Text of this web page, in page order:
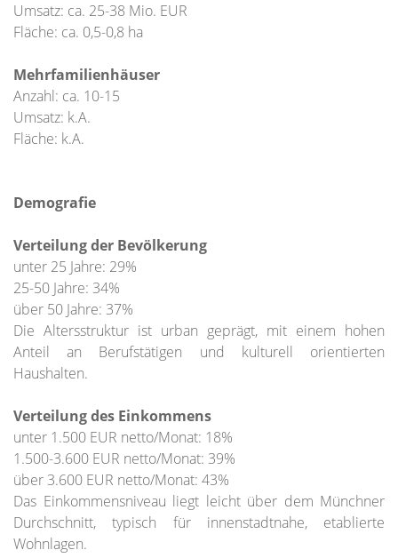
Umsatz: ca. 25-38 Mio. EUR
Fläche: ca. 0,5-0,8 ha
Mehrfamilienhäuser
Anzahl: ca. 10-15
Umsatz: k.A.
Fläche: k.A.
Demografie
Verteilung der Bevölkerung
unter 25 Jahre: 29%
25-50 Jahre: 34%
über 50 Jahre: 37%
Die Altersstruktur ist urban geprägt, mit einem hohen
Anteil an Berufstätigen und kulturell orientierten
Haushalten.
Verteilung des Einkommens
unter 1.500 EUR netto/Monat: 18%
1.500-3.600 EUR netto/Monat: 39%
über 3.600 EUR netto/Monat: 43%
Das Einkommensniveau liegt leicht über dem Münchner
Durchschnitt, typisch für innenstadtnahe, etablierte
Wohnlagen.